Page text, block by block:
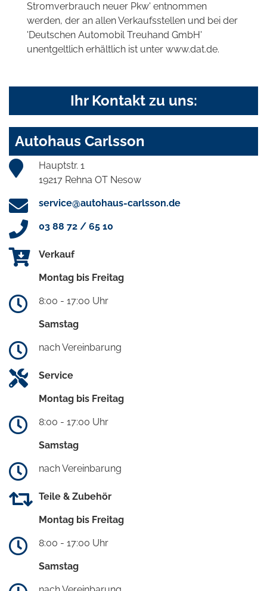
Stromverbrauch neuer Pkw' entnommen
werden, der an allen Verkaufsstellen und bei der
'Deutschen Automobil Treuhand GmbH'
unentgeltlich erhältlich ist unter www.dat.de.
Ihr Kontakt zu uns:
Autohaus Carlsson
Hauptstr. 1
19217 Rehna OT Nesow
service@autohaus-carlsson.de
03 88 72 / 65 10
Verkauf
Montag bis Freitag
8:00 - 17:00 Uhr
Samstag
nach Vereinbarung
Service
Montag bis Freitag
8:00 - 17:00 Uhr
Samstag
nach Vereinbarung
Teile & Zubehör
Montag bis Freitag
8:00 - 17:00 Uhr
Samstag